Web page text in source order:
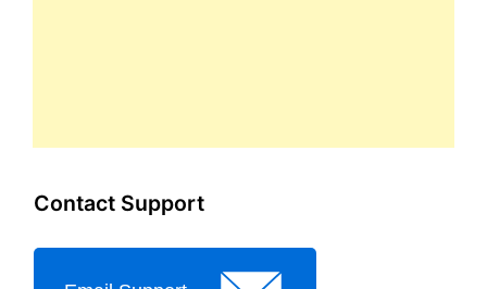
Contact Support